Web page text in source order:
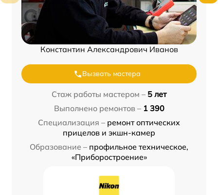
Константин Александрович Иванов
Вызвать мастера
Стаж работы мастером – 5 лет
Выполнено ремонтов – 1 390
Специализация – ремонт оптических
прицелов и экшн-камер
Образование – профильное техническое,
«Приборостроение»